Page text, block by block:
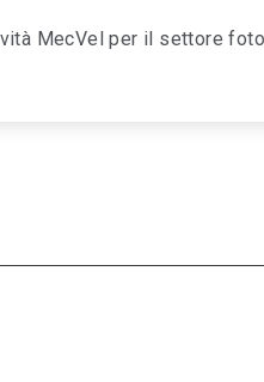
MecVel per il settore